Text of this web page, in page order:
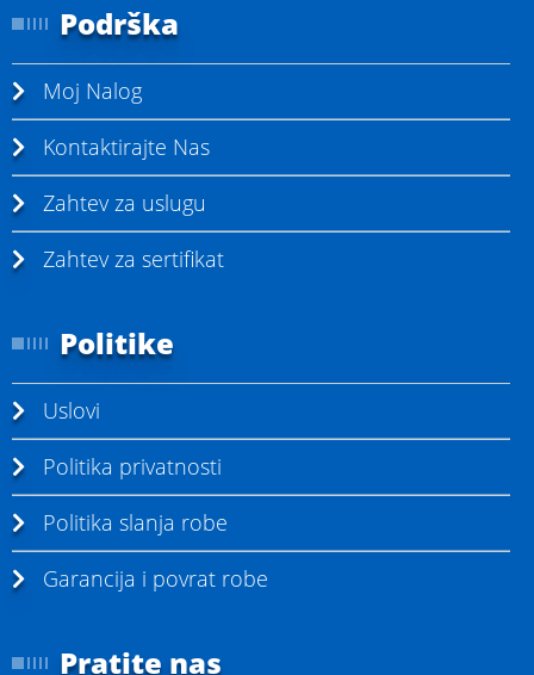
Podrška
Moj Nalog
Kontaktirajte Nas
Zahtev za uslugu
Zahtev za sertifikat
Politike
Uslovi
Politika privatnosti
Politika slanja robe
Garancija i povrat robe
Pratite nas